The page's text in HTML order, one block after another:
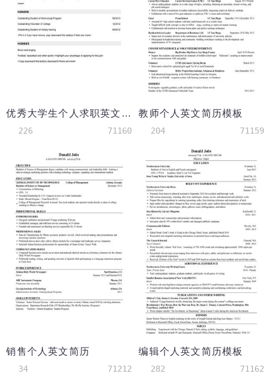
优秀大学生个人求职英文简历模板（突出荣誉和特长）
226 71160
教师个人英文简历模板
204 71159
销售个人英文简历
34 71212
编辑个人英文简历模板
282 71162